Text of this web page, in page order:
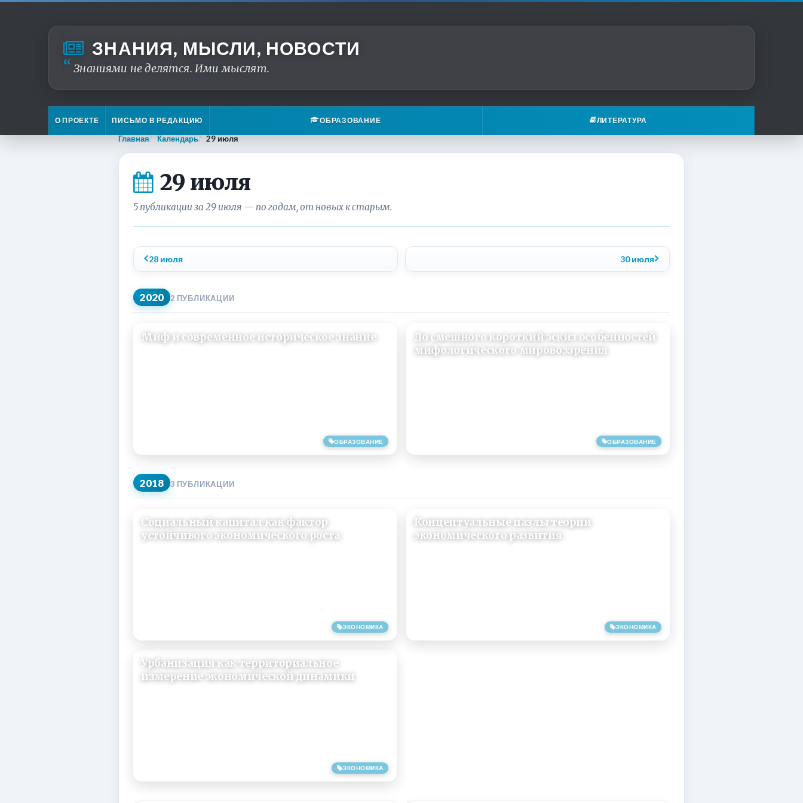
ЗНАНИЯ, МЫСЛИ, НОВОСТИ
Знаниями не делятся. Ими мыслят.
О ПРОЕКТЕ ПИСЬМО В РЕДАКЦИЮ ОБРАЗОВАНИЕ ЛИТЕРАТУРА
Главная Календарь 29 июля
29 июля
5 публикации за 29 июля — по годам, от новых к старым.
28 июля 30 июля
2020 2 ПУБЛИКАЦИИ
ОБРАЗОВАНИЕ
Миф и современное историческое знание
ОБРАЗОВАНИЕ
До смешного короткий эскиз особенностей
мифологического мировоззрения
2018 3 ПУБЛИКАЦИИ
ЭКОНОМИКА
Социальный капитал как фактор
устойчивого экономического роста
ЭКОНОМИКА
Концептуальные пазлы теории
экономического развития
ЭКОНОМИКА
Урбанизация как территориальное
измерение экономической динамики